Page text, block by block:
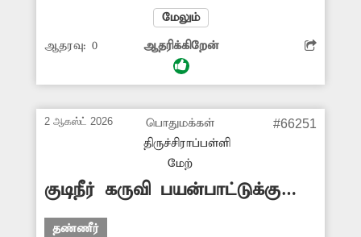
பகுதிக்கு குடி தண்ணீர் வரவில்லை.
இதனால் அப்பகுதி மக்கள் கடைகளில்
பணம் கொடுத்து குடிநீர் வாங்கி
பயன்படுத்த வேண்டிய அவல நிலை
சம்பந்தப்பட்டஅதிகாரிகளிடம் புகார்
அளித்தும் நடவடிக்கை
எடுக்கப்படவில்லை. எனவே குடிநீர்
தட்டுப்பாட்டை தவிர்க்க அதிகாரிகள்
உரிய நடவடிக்கை எடுக்க வேண்டியது
அவசியம்.
மேலும்
ஆதரவு: 0 ஆதரிக்கிறேன்
2 ஆகஸ்ட் 2026
பொதுமக்கள்
திருச்சிராப்பள்ளி
மேற்
#66251
குடிநீர் கருவி பயன்பாட்டுக்கு
வருமா?
தண்ணீர்